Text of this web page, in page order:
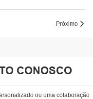
Próximo
CONOSCO
ou uma colaboração